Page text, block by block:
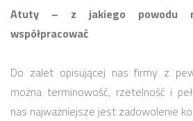
Atuty – z jakiego powodu
współpracować
Do zalet opisującej nas firmy z
można terminowość, rzetelność i
nas najważniejsze jest zadowolenie